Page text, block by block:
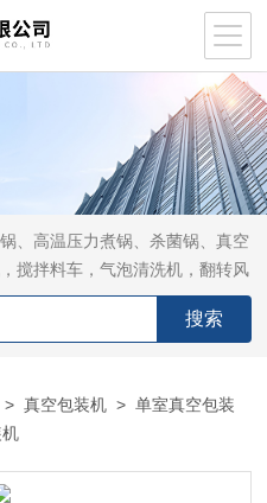
、高温压力煮锅、杀菌锅、真空
搅拌料车，气泡清洗机，翻转风
>真空包装机 >单室真空包装